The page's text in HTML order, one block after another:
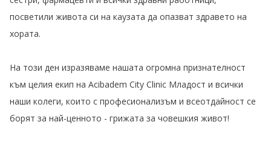
посветили живота си на каузата да опазват здравето на
хората.
На този ден изразяваме нашата огромна признателност
към целия екип на Acibadem City Clinic Младост и всички
наши колеги, които с професионализъм и всеотдайност се
борят за най-ценното - грижата за човешкия живот!